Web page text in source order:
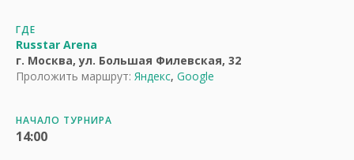
ГДЕ
Russtar Arena
г. Москва, ул. Большая Филевская, 32
Проложить маршрут: Яндекс, Google
НАЧАЛО ТУРНИРА
14:00